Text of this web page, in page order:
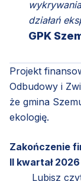
działań
GPK
Projekt
Odbudowy i
że gmina
ekologię.
Zakończenie
II kwartał
Lubisz